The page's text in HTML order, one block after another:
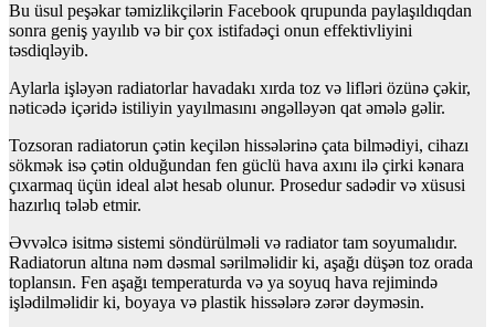
Bu üsul peşəkar təmizlikçilərin Facebook qrupunda paylaşıldıqdan
sonra geniş yayılıb və bir çox istifadəçi onun effektivliyini
təsdiqləyib.
Aylarla işləyən radiatorlar havadakı xırda toz və lifləri özünə çəkir,
nəticədə içəridə istiliyin yayılmasını əngəlləyən qat əmələ gəlir.
Tozsoran radiatorun çətin keçilən hissələrinə çata bilmədiyi, cihazı
sökmək isə çətin olduğundan fen güclü hava axını ilə çirki kənara
çıxarmaq üçün ideal alət hesab olunur. Prosedur sadədir və xüsusi
hazırlıq tələb etmir.
Əvvəlcə isitmə sistemi söndürülməli və radiator tam soyumalıdır.
Radiatorun altına nəm dəsmal sərilməlidir ki, aşağı düşən toz orada
toplansın. Fen aşağı temperaturda və ya soyuq hava rejimində
işlədilməlidir ki, boyaya və plastik hissələrə zərər dəyməsin.